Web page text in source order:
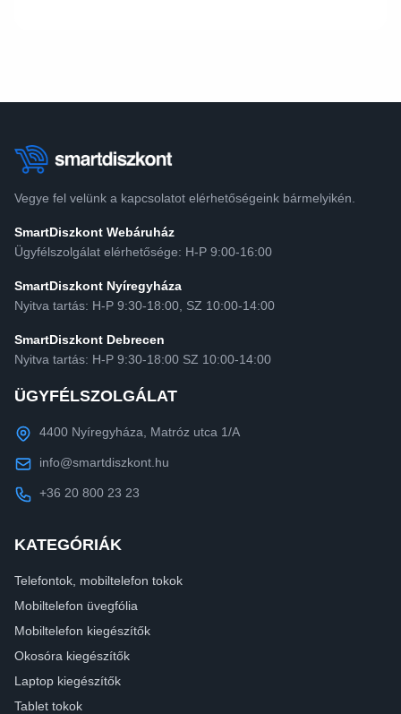
Vegye fel velünk a kapcsolatot elérhetőségeink bármelyikén.
SmartDiszkont Webáruház
Ügyfélszolgálat elérhetősége: H-P 9:00-16:00
SmartDiszkont Nyíregyháza
Nyitva tartás: H-P 9:30-18:00, SZ 10:00-14:00
SmartDiszkont Debrecen
Nyitva tartás: H-P 9:30-18:00 SZ 10:00-14:00
ÜGYFÉLSZOLGÁLAT
4400 Nyíregyháza, Matróz utca 1/A
info@smartdiszkont.hu
+36 20 800 23 23
KATEGÓRIÁK
Telefontok, mobiltelefon tokok
Mobiltelefon üvegfólia
Mobiltelefon kiegészítők
Okosóra kiegészítők
Laptop kiegészítők
Tablet tokok